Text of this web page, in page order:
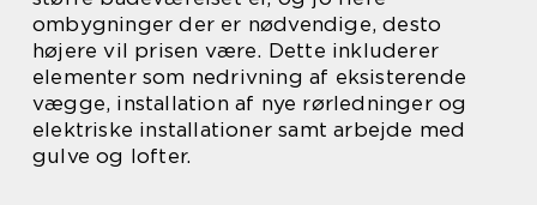
ombygninger der er nødvendige, desto
højere vil prisen være. Dette inkluderer
elementer som nedrivning af eksisterende
vægge, installation af nye rørledninger og
elektriske installationer samt arbejde med
gulve og lofter.